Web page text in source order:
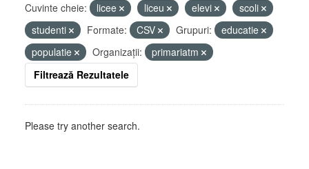
Cuvinte cheie: licee liceu elevi
scoli
studenti
Formate: CSV Grupuri:
educatie
populatie
Organizații:
primariatm
Filtrează Rezultatele
Please try another search.